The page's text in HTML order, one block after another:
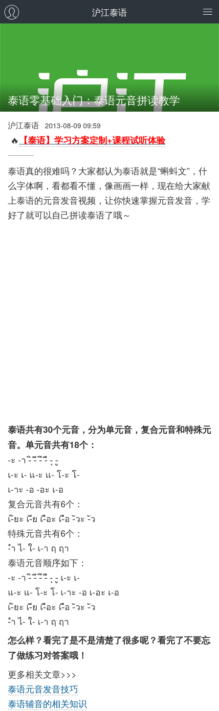
沪江泰语
泰语零基础入门：泰语元音拼读教学
沪江泰语 2013-08-09 09:59
🔥 【泰语】学习方案定制+课程试听体验
泰语真的很难吗？大家都认为泰语就是“蝌蚪文”，什
么字体啊，看都看不懂，像画画一样，现在给大家献
上泰语的元音发音视频，让你快速掌握元音发音，学
好了就可以自己拼读泰语了哦～
泰语共有30个元音，分为单元音，复合元音和特殊元
音。单元音共有18个：
-ะ -า -ิ -ี -ึ -ื -ุ -ู
เ-ะ เ- แ-ะ แ- โ-ะ โ-
เ-าะ -อ -อะ เ-อ
复合元音共有6个：
เ-ิยะ เ-ีย เ-ือะ เ-ือ -ัวะ -ัว
特殊元音共有6个：
-ำ ไ- ใ- เ-า ฤ ฤา
泰语元音顺序如下：
-ะ -า -ิ -ี -ึ -ื -ุ -ู เ-ะ เ-
แ-ะ แ- โ-ะ โ- เ-าะ -อ เ-อะ เ-อ
เ-ิยะ เ-ีย เ-ือะ เ-ือ -ัวะ -ัว
-ำ ไ- ใ- เ-า ฤ ฤา
怎么样？看完了是不是清楚了很多呢？看完了不要忘
了做练习对答案哦！
更多相关文章>>>
泰语元音发音技巧
泰语辅音的相关知识